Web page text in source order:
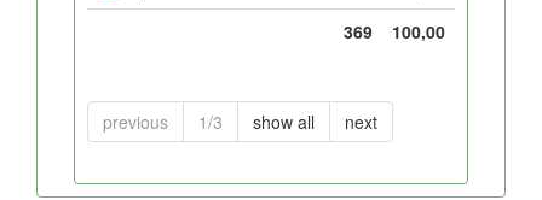
369
100,00
previous 1/3 show all next